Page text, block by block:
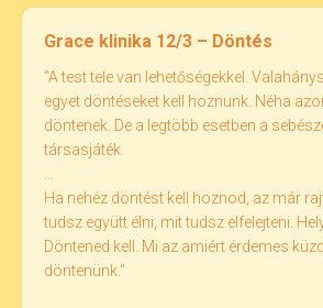
Grace klinika 12/3 – Döntés
"A test tele van lehetőségekkel.
egyet döntéseket kell hoznunk. Néha
döntenek. De a legtöbb esetben a
társasjáték.
Ha nehéz döntést kell hoznod, az már
tudsz együtt élni, mit tudsz elfelejteni.
Döntened kell. Mi az amiért érdemes
döntenünk."